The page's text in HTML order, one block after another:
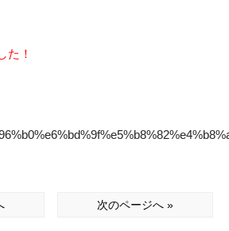
た！
次のページへ »